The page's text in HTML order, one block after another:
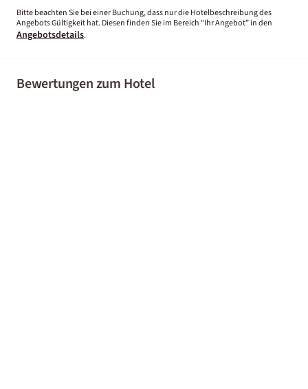
Bitte beachten Sie bei einer Buchung, dass nur die Hotelbeschreibung des
Angebots Gültigkeit hat. Diesen finden Sie im Bereich “Ihr Angebot” in den
Angebotsdetails.
Bewertungen zum Hotel